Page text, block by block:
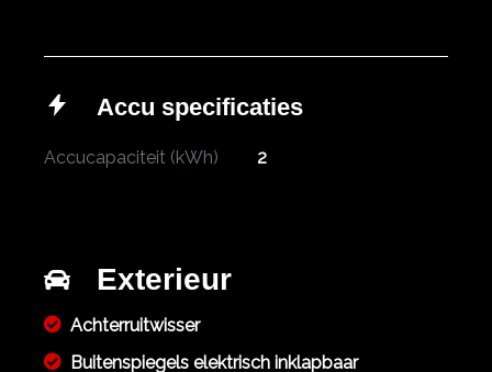
Accu specificaties
Accucapaciteit (kWh) 2
Exterieur
Achterruitwisser
Buitenspiegels elektrisch inklapbaar